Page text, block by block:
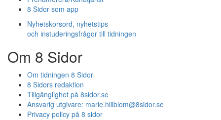
8 Sidor som app
Nyhetskorsord, nyhetstips
och instuderingsfrågor till tidningen
Om 8 Sidor
Om tidningen 8 Sidor
8 Sidors redaktion
Tillgänglighet på 8sidor.se
Ansvarig utgivare: marie.hillblom@8sidor.se
Privacy policy på 8 sidor